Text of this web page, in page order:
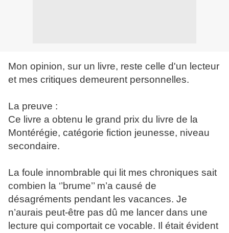
Mon opinion, sur un livre, reste celle d'un lecteur
et mes critiques demeurent personnelles.
La preuve :
Ce livre a obtenu le grand prix du livre de la
Montérégie, catégorie fiction jeunesse, niveau
secondaire.
La foule innombrable qui lit mes chroniques sait
combien la ‘’brume’’ m’a causé de
désagréments pendant les vacances. Je
n’aurais peut-être pas dû me lancer dans une
lecture qui comportait ce vocable. Il était évident